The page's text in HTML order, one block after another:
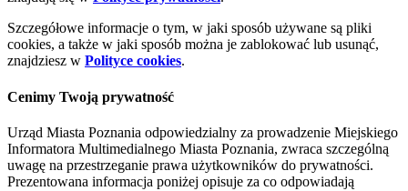
Szczegółowe informacje o tym, w jaki sposób używane są pliki
cookies, a także w jaki sposób można je zablokować lub usunąć,
znajdziesz w Polityce cookies.
Cenimy Twoją prywatność
Urząd Miasta Poznania odpowiedzialny za prowadzenie Miejskiego
Informatora Multimedialnego Miasta Poznania, zwraca szczególną
uwagę na przestrzeganie prawa użytkowników do prywatności.
Prezentowana informacja poniżej opisuje za co odpowiadają